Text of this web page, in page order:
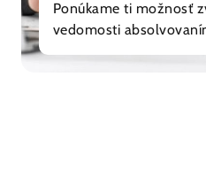
Ponúkame ti možnosť
vedomosti